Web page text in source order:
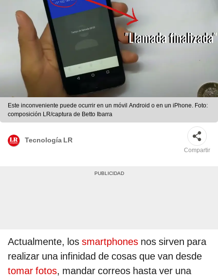
Este inconveniente puede ocurrir en un móvil Android o en un iPhone. Foto:
composición LR/captura de Betto Ibarra
Tecnología LR
Compartir
Actualmente, los smartphones nos sirven para
realizar una infinidad de cosas que van desde
tomar fotos, mandar correos hasta ver una